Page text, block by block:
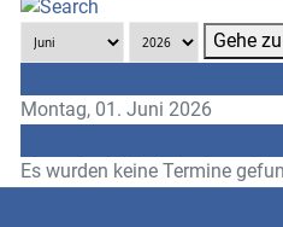
Gehe
Montag, 01. Juni 2026
Es wurden keine Termine